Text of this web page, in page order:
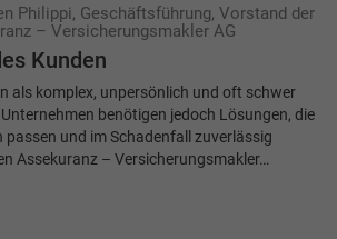
Philippi, Geschäftsführung, Vorstand der
– Versicherungsmakler AG
Kunden
als komplex, unpersönlich und oft schwer
benötigen jedoch Lösungen, die
passen und im Schadenfall zuverlässig
Assekuranz – Versicherungsmakler…